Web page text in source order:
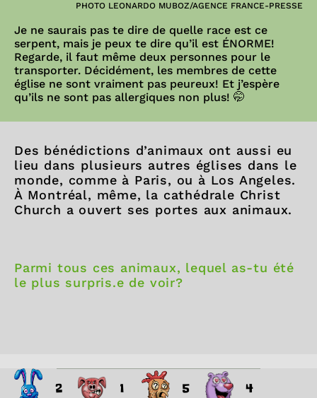
PHOTO LEONARDO MUBOZ/AGENCE FRANCE-PRESSE
Je ne saurais pas te dire de quelle race est ce
serpent, mais je peux te dire qu’il est ÉNORME!
Regarde, il faut même deux personnes pour le
transporter. Décidément, les membres de cette
église ne sont vraiment pas peureux! Et j’espère
qu’ils ne sont pas allergiques non plus! 🤭
Des bénédictions d’animaux ont aussi eu
lieu dans plusieurs autres églises dans le
monde, comme à Paris, ou à Los Angeles.
À Montréal, même, la cathédrale Christ
Church a ouvert ses portes aux animaux.
Parmi tous ces animaux, lequel as-tu été
le plus surpris.e de voir?
2 1 5 4